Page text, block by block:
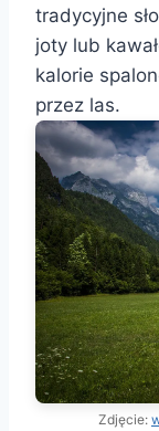
tradycyjne
joty lub
kalorie
przez las.
Zdjęcie: